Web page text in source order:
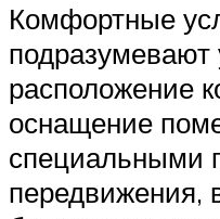
Комфортные
подразумевают
расположение
оснащение
специальными
передвижения,